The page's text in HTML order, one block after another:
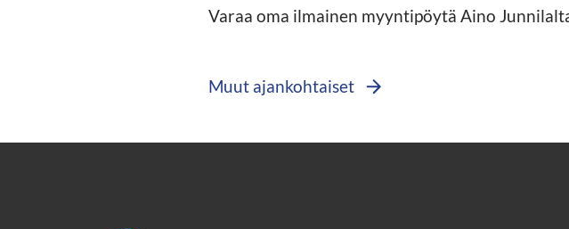
Varaa oma ilmainen myyntipöytä Aino
Muut ajankohtaiset